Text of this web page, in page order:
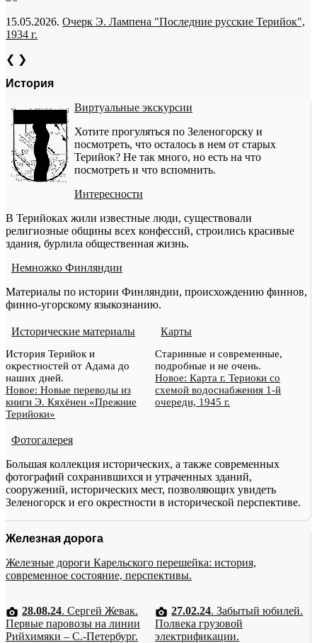
15.05.2026. Очерк Э. Лампена "Последние русские Терийок",
1934 г.
❮ ❯
История
Виртуальные экскурсии
Хотите прогуляться по Зеленогорску и
посмотреть, что осталось в нем от старых
Терийок? Не так много, но есть на что
посмотреть и что вспомнить.
Интересности
В Терийоках жили известные люди, существовали
религиозные общины всех конфессий, строились красивые
здания, бурлила общественная жизнь.
Немножко Финляндии
Материалы по истории Финляндии, происхождению финнов,
финно-угорскому языкознанию.
Исторические материалы
История Терийок и
окрестностей от Адама до
наших дней.
Новое: Новые переводы из
книги Э. Кяхёнен «Прежние
Терийоки»
Карты
Старинные и современные,
подробные и не очень.
Новое: Карта г. Териоки со
схемой водоснабжения 1-й
очереди, 1945 г.
Фотогалерея
Большая коллекция исторических, а также современных
фотографий сохранившихся и утраченных зданий,
сооружений, исторических мест, позволяющих увидеть
Зеленогорск и его окрестности в исторической перспективе.
Железная дорога
Железные дороги Карельского перешейка: история,
современное состояние, перспективы.
28.08.24. Сергей Жевак.
Первые паровозы на линии
Рийхимяки – С.-Петербург.
27.02.24. Забытый юбилей.
Полвека грузовой
электрификации.